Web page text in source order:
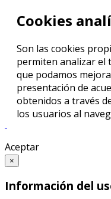
Cookies
Son las cookies
permiten analizar el
que podamos
presentación de
obtenidos a través
los usuarios al
Aceptar
×
Información del